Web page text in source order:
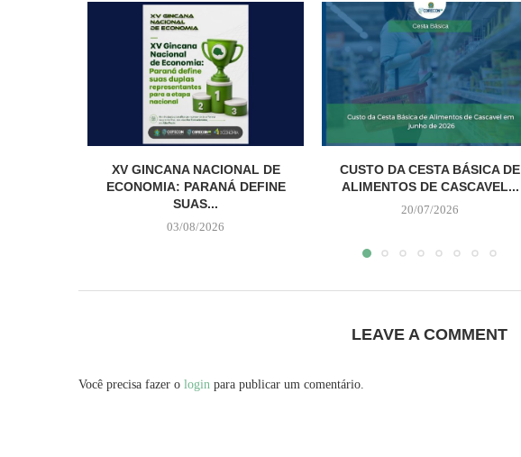
XV GINCANA NACIONAL DE
ECONOMIA: PARANÁ DEFINE
SUAS...
03/08/2026
CUSTO DA CESTA BÁSICA DE
ALIMENTOS DE CASCAVEL...
20/07/2026
LEAVE A COMMENT
Você precisa fazer o login para publicar um comentário.